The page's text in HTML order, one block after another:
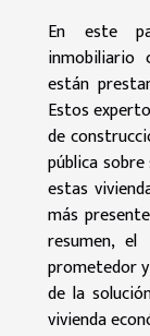
En este
inmobiliario
están
Estos
de
pública
estas
más
resumen,
prometedor
de la
vivienda